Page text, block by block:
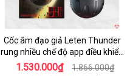
Cốc âm đạo giả Leten Thunder
rung nhiều chế độ app điều khiển
tiện lợi
1.530.000₫ 1.866.000₫